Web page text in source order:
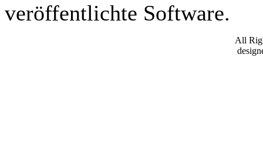
veröffentlichte Software.
All